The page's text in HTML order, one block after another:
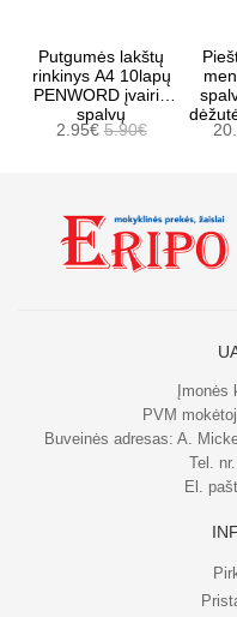
Putgumės lakštų
rinkinys A4 10lapų
PENWORD įvairių
spalvų
2.95€5.90€
Įmonės
PVM
Buveinės adresas: A.
Tel.
El.